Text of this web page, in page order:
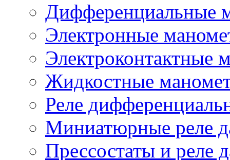
Дифференциальные
Электронные
Электроконтактные
Жидкостные
Реле
Миниатюрные реле
Прессостаты и реле